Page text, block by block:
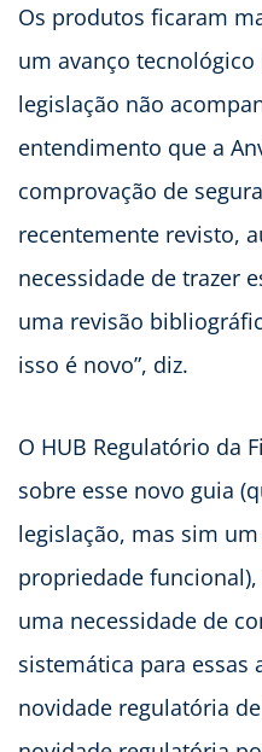
Os produtos ficaram
um avanço
legislação não
entendimento que a
comprovação de
recentemente revisto,
necessidade de trazer
uma revisão
isso é novo”, diz.
O HUB Regulatório da
sobre esse novo guia
legislação, mas sim
propriedade
uma necessidade de
sistemática para essas
novidade regulatória